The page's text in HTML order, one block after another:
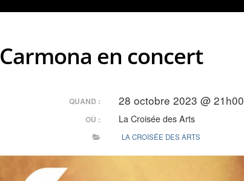
Carmona en concert
QUAND : 28 octobre 2023 @ 21h00
OÙ : La Croisée des Arts
LA CROISÉE DES ARTS